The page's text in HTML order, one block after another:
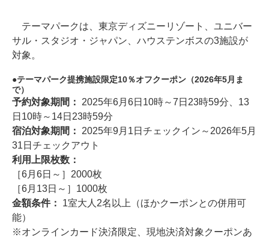
テーマパークは、東京ディズニーリゾート、ユニバー
サル・スタジオ・ジャパン、ハウステンボスの3施設が
対象。
テーマパーク提携施設限定10％オフクーポン（2026年5月ま
で）
予約対象期間： 2025年6月6日10時～7日23時59分、13
日10時～14日23時59分
宿泊対象期間： 2025年9月1日チェックイン～2026年5月
31日チェックアウト
利用上限枚数：
［6月6日～］2000枚
［6月13日～］1000枚
金額条件： 1室大人2名以上（ほかクーポンとの併用可
能）
※オンラインカード決済限定、現地決済対象クーポンあ